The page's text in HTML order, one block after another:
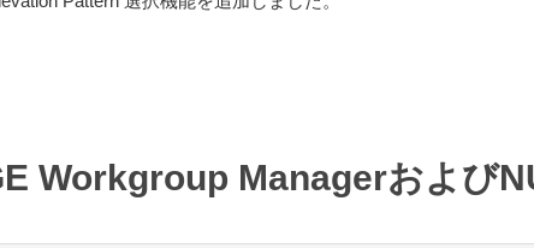
Workgroup Managerおよび